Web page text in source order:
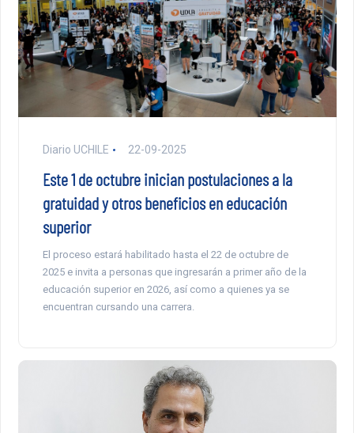
Diario UCHILE 22-09-2025
Este 1 de octubre inician postulaciones a la
gratuidad y otros beneficios en educación
superior
El proceso estará habilitado hasta el 22 de octubre de
2025 e invita a personas que ingresarán a primer año de la
educación superior en 2026, así como a quienes ya se
encuentran cursando una carrera.